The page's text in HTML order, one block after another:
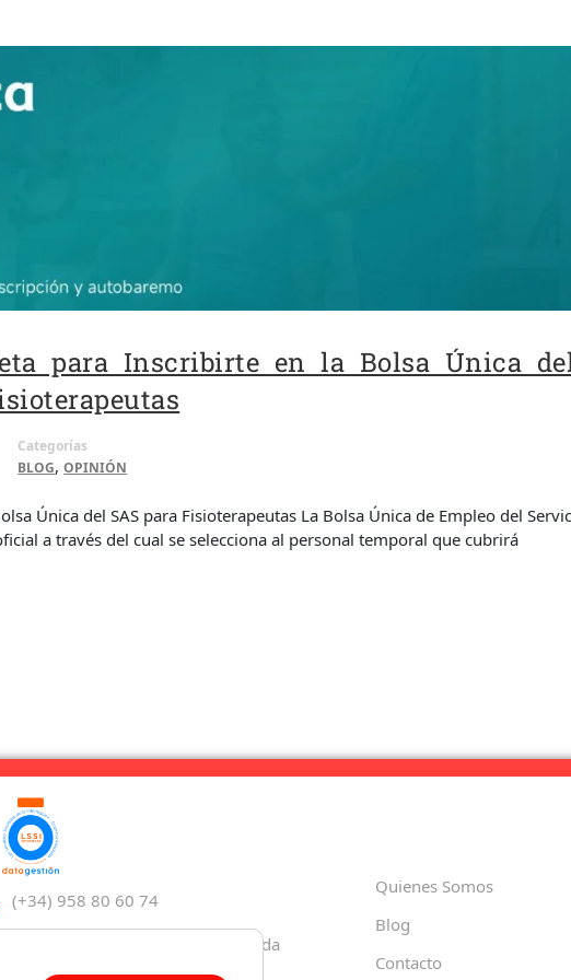
para Inscribirte en la Bolsa Única
Categorías
BLOG,OPINIÓN
Única del SAS para Fisioterapeutas La Bolsa Única de Empleo del
a través del cual se selecciona al personal temporal que cubrirá
(+34) 958 80 60 74
C/Santa Paula, 35 18001 – Granada
Quienes Somos
Blog
Contacto